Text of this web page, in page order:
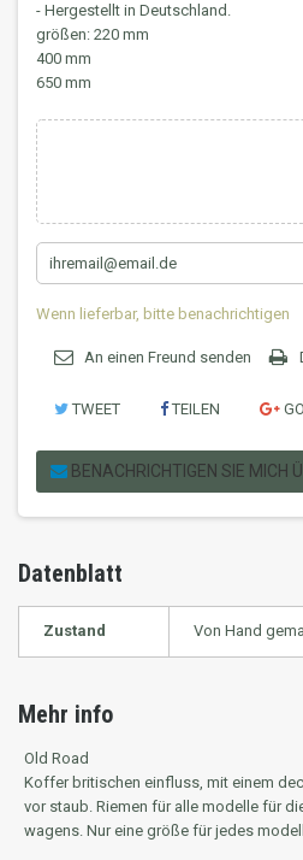
- Hergestellt in Deutschland.
größen: 220 mm
400 mm
650 mm
Wenn lieferbar, bitte benachrichtigen
An einen Freund senden
TWEET TEILEN
BENACHRICHTIGEN SIE MICH
Datenblatt
Zustand Von Hand
Mehr info
Old Road
Koffer britischen einfluss, mit einem
vor staub. Riemen für alle modelle für
wagens. Nur eine größe für jedes